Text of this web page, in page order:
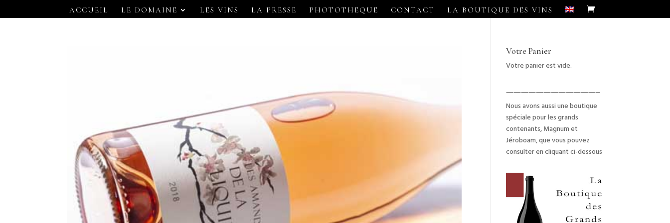
ACCUEIL LE DOMAINE LES VINS LA PRESSE PHOTOTHEQUE CONTACT LA BOUTIQUE DES VINS
Votre Panier
Votre panier est vide.
————————————–
Nous avons aussi une boutique
spéciale pour les grands
contenants, Magnum et
Jéroboam, que vous pouvez
consulter en cliquant ci-dessous